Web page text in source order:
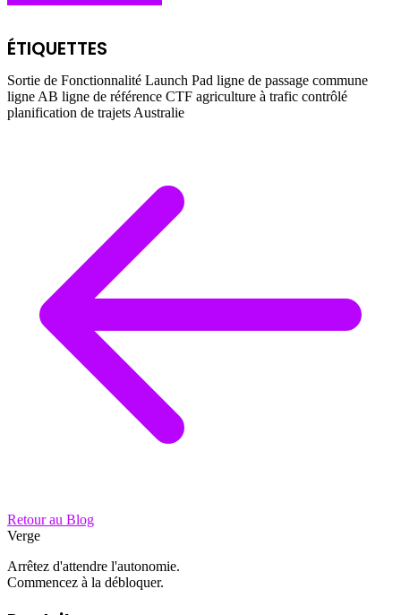
ÉTIQUETTES
Sortie de Fonctionnalité Launch Pad ligne de passage commune
ligne AB ligne de référence CTF agriculture à trafic contrôlé
planification de trajets Australie
Retour au Blog
Verge
Arrêtez d'attendre l'autonomie.
Commencez à la débloquer.